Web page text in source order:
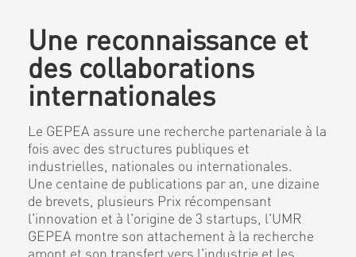
Une reconnaissance et
des collaborations
internationales
Le GEPEA assure une recherche partenariale à la
fois avec des structures publiques et
industrielles, nationales ou internationales.
Une centaine de publications par an, une dizaine
de brevets, plusieurs Prix récompensant
l'innovation et à l'origine de 3 startups, l'UMR
GEPEA montre son attachement à la recherche
amont et son transfert vers l'industrie et les